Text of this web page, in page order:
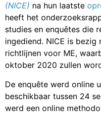
(NICE) na hun laatste
heeft het
studies en enquêtes die
ingediend. NICE is bezig
richtlijnen voor ME,
oktober 2020 zullen
De enquête werd online
beschikbaar tussen 24
werd een online